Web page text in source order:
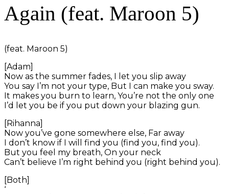
Again (feat. Maroon 5)
(feat. Maroon 5)
[Adam]
Now as the summer fades, I let you slip away
You say I’m not your type, But I can make you sway.
It makes you burn to learn, You’re not the only one
I’d let you be if you put down your blazing gun.
[Rihanna]
Now you’ve gone somewhere else, Far away
I don’t know if I will find you (find you, find you).
But you feel my breath, On your neck
Can’t believe I’m right behind you (right behind you).
[Both]
‘